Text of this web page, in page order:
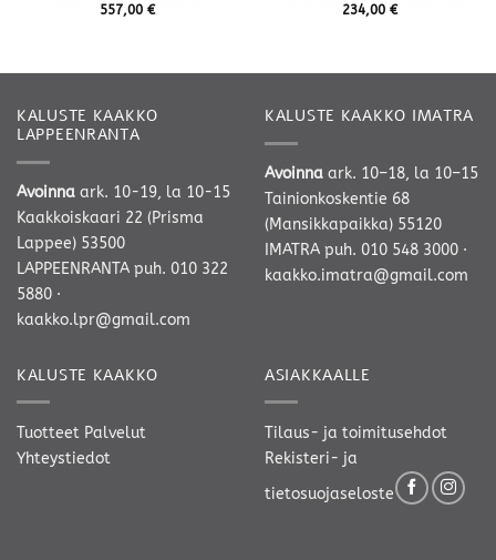
557,00 €
234,00 €
KALUSTE KAAKKO
LAPPEENRANTA
Avoinna ark. 10-19, la 10-15
Kaakkoiskaari 22 (Prisma
Lappee) 53500
LAPPEENRANTA puh. 010 322
5880 ·
kaakko.lpr@gmail.com
KALUSTE KAAKKO IMATRA
Avoinna ark. 10–18, la 10–15
Tainionkoskentie 68
(Mansikkapaikka) 55120
IMATRA puh. 010 548 3000 ·
kaakko.imatra@gmail.com
KALUSTE KAAKKO
Tuotteet Palvelut
Yhteystiedot
ASIAKKAALLE
Tilaus- ja toimitusehdot
Rekisteri- ja
tietosuojaseloste